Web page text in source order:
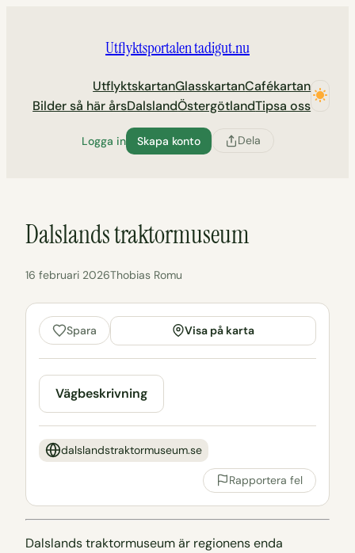
Utflyktsportalen tadigut.nu
UtflyktskartanGlasskartanCafékartan
Bilder så här årsDalslandÖstergötlandTipsa oss
Logga in Skapa konto Dela
Dalslands traktormuseum
16 februari 2026Thobias Romu
Spara Visa på karta
Vägbeskrivning
dalslandstraktormuseum.se
Rapportera fel
Dalslands traktormuseum är regionens enda